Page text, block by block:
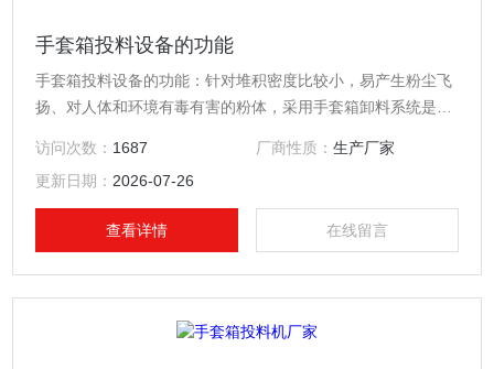
手套箱投料设备的功能
手套箱投料设备的功能：针对堆积密度比较小，易产生粉尘飞
扬、对人体和环境有毒有害的粉体，采用手套箱卸料系统是Z
送设备进行连接，将物料有效输出到位 .
访问次数： 1687 厂商性质： 生产厂家
更新日期： 2026-07-26
查看详情 在线留言